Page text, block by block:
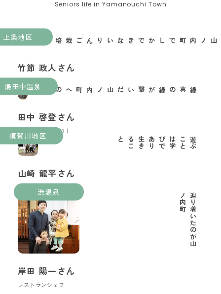
上条地区
山ノ内町でしかできないりんご栽培がある
竹節 政人さん
果樹農家
湯田中温泉
縁喜の縁が繋いだ山ノ内町への移住
田中 啓登さん
玉村本店酒造技能士
須賀川地区
遊
ぶ
こ
と
は
学
び
で
あ
り
生
き
る
こ
と
山崎 龍平さん
里山ようちえん代表
渋温泉
辿
り
着
い
た
の
が
山
ノ
内
町
岸田 陽一さん
レストランシェフ